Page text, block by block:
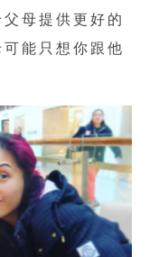
母提供更好的
能只想你跟他